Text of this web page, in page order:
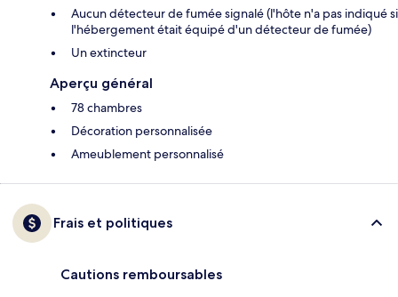
Aucun détecteur de fumée signalé (l'hôte n'a pas indiqué si
l'hébergement était équipé d'un détecteur de fumée)
Un extincteur
Aperçu général
78 chambres
Décoration personnalisée
Ameublement personnalisé
Frais et politiques
Cautions remboursables